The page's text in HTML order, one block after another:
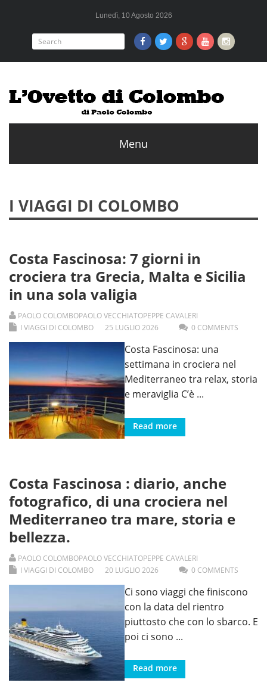
Lunedì, 10 Agosto 2026
I VIAGGI DI COLOMBO
Costa Fascinosa: 7 giorni in
crociera tra Grecia, Malta e Sicilia
in una sola valigia
PAOLO COLOMBOPAOLO VECCHIATOPEPPE CAVALERI
I VIAGGI DI COLOMBO
25 LUGLIO2026 0 COMMENTS
Costa Fascinosa: una
settimana in crociera nel
Mediterraneo tra relax, storia
e meraviglia C’è ...
Read more
Costa Fascinosa : diario, anche
fotografico, di una crociera nel
Mediterraneo tra mare, storia e
bellezza.
PAOLO COLOMBOPAOLO VECCHIATOPEPPE CAVALERI
I VIAGGI DI COLOMBO
20 LUGLIO2026 0 COMMENTS
Ci sono viaggi che finiscono
con la data del rientro
piuttosto che con lo sbarco. E
poi ci sono ...
Read more